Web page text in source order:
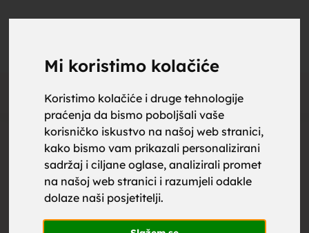
Mi koristimo kolačiće
Koristimo kolačiće i druge tehnologije
praćenja da bismo poboljšali vaše
korisničko iskustvo na našoj web stranici,
kako bismo vam prikazali personalizirani
sadržaj i ciljane oglase, analizirali promet
na našoj web stranici i razumjeli odakle
dolaze naši posjetitelji.
Oglas
upoznaj
za brak,